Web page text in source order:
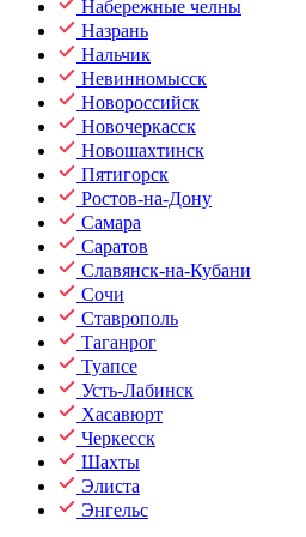
Набережные челны
Назрань
Нальчик
Невинномысск
Новороссийск
Новочеркасск
Новошахтинск
Пятигорск
Ростов-на-Дону
Самара
Саратов
Славянск-на-Кубани
Сочи
Ставрополь
Таганрог
Туапсе
Усть-Лабинск
Хасавюрт
Черкесск
Шахты
Элиста
Энгельс